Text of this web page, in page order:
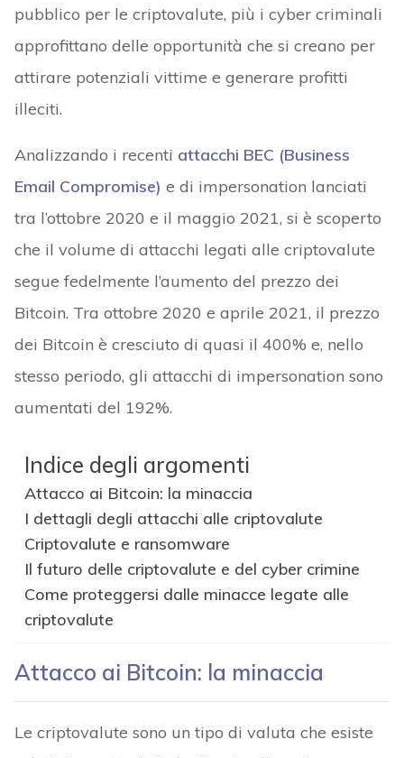
pubblico per le criptovalute, più i cyber criminali
approfittano delle opportunità che si creano per
attirare potenziali vittime e generare profitti
illeciti.
Analizzando i recenti attacchi BEC (Business
Email Compromise) e di impersonation lanciati
tra l’ottobre 2020 e il maggio 2021, si è scoperto
che il volume di attacchi legati alle criptovalute
segue fedelmente l’aumento del prezzo dei
Bitcoin. Tra ottobre 2020 e aprile 2021, il prezzo
dei Bitcoin è cresciuto di quasi il 400% e, nello
stesso periodo, gli attacchi di impersonation sono
aumentati del 192%.
Indice degli argomenti
Attacco ai Bitcoin: la minaccia
I dettagli degli attacchi alle criptovalute
Criptovalute e ransomware
Il futuro delle criptovalute e del cyber crimine
Come proteggersi dalle minacce legate alle
criptovalute
Attacco ai Bitcoin: la minaccia
Le criptovalute sono un tipo di valuta che esiste